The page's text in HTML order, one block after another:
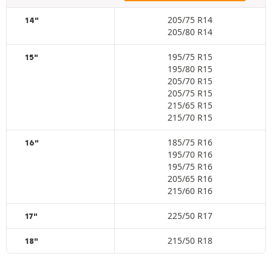
14"
205/75 R14
205/80 R14
15"
195/75 R15
195/80 R15
205/70 R15
205/75 R15
215/65 R15
215/70 R15
16"
185/75 R16
195/70 R16
195/75 R16
205/65 R16
215/60 R16
17" 225/50 R17
18" 215/50 R18